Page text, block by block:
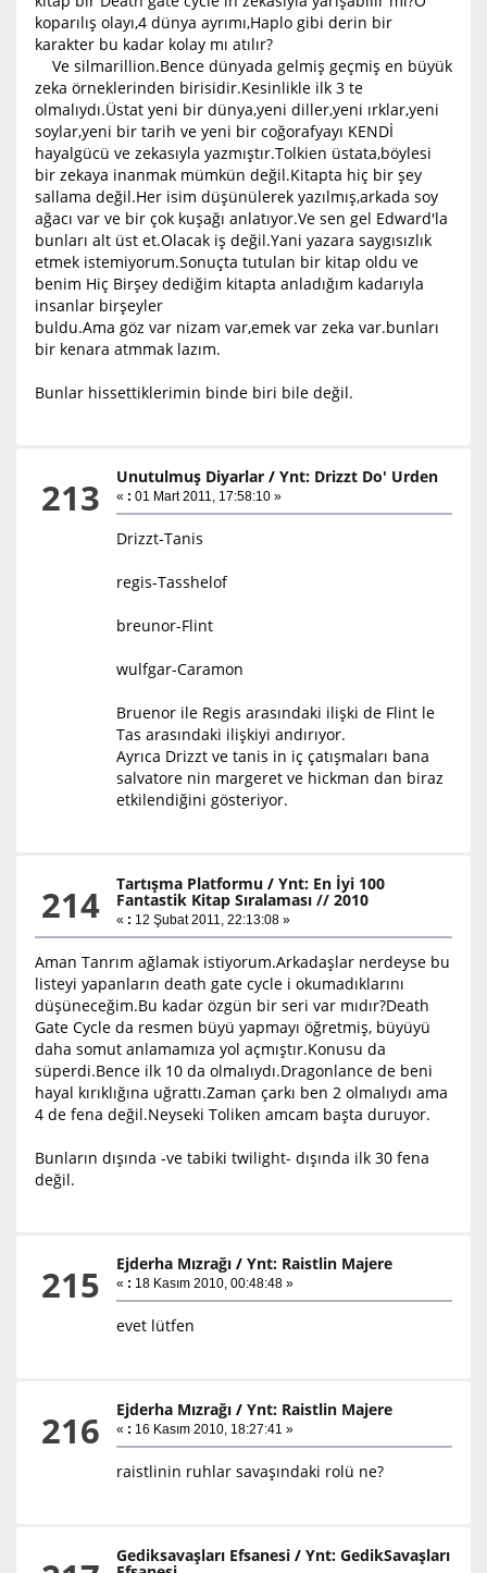
koparılış olayı,4 dünya ayrımı,Haplo gibi derin bir
karakter bu kadar kolay mı atılır?
Ve silmarillion.Bence dünyada gelmiş geçmiş en büyük
zeka örneklerinden birisidir.Kesinlikle ilk 3 te
olmalıydı.Üstat yeni bir dünya,yeni diller,yeni ırklar,yeni
soylar,yeni bir tarih ve yeni bir coğorafyayı KENDİ
hayalgücü ve zekasıyla yazmıştır.Tolkien üstata,böylesi
bir zekaya inanmak mümkün değil.Kitapta hiç bir şey
sallama değil.Her isim düşünülerek yazılmış,arkada soy
ağacı var ve bir çok kuşağı anlatıyor.Ve sen gel Edward'la
bunları alt üst et.Olacak iş değil.Yani yazara saygısızlık
etmek istemiyorum.Sonuçta tutulan bir kitap oldu ve
benim Hiç Birşey dediğim kitapta anladığım kadarıyla
insanlar birşeyler
buldu.Ama göz var nizam var,emek var zeka var.bunları
bir kenara atmmak lazım.
Bunlar hissettiklerimin binde biri bile değil.
213 Unutulmuş Diyarlar /Ynt: Drizzt Do' Urden
« : 01 Mart 2011, 17:58:10 »
Drizzt-Tanis
regis-Tasshelof
breunor-Flint
wulfgar-Caramon
Bruenor ile Regis arasındaki ilişki de Flint le
Tas arasındaki ilişkiyi andırıyor.
Ayrıca Drizzt ve tanis in iç çatışmaları bana
salvatore nin margeret ve hickman dan biraz
etkilendiğini gösteriyor.
214 Tartışma Platformu /Ynt: En İyi 100
Fantastik Kitap Sıralaması // 2010
« : 12 Şubat 2011, 22:13:08 »
Aman Tanrım ağlamak istiyorum.Arkadaşlar nerdeyse bu
listeyi yapanların death gate cycle i okumadıklarını
düşüneceğim.Bu kadar özgün bir seri var mıdır?Death
Gate Cycle da resmen büyü yapmayı öğretmiş, büyüyü
daha somut anlamamıza yol açmıştır.Konusu da
süperdi.Bence ilk 10 da olmalıydı.Dragonlance de beni
hayal kırıklığına uğrattı.Zaman çarkı ben 2 olmalıydı ama
4 de fena değil.Neyseki Toliken amcam başta duruyor.
Bunların dışında -ve tabiki twilight- dışında ilk 30 fena
değil.
215 Ejderha Mızrağı /Ynt: Raistlin Majere
« : 18 Kasım 2010, 00:48:48 »
evet lütfen
216 Ejderha Mızrağı /Ynt: Raistlin Majere
« : 16 Kasım 2010, 18:27:41 »
raistlinin ruhlar savaşındaki rolü ne?
Gediksavaşları Efsanesi /Ynt: GedikSavaşları